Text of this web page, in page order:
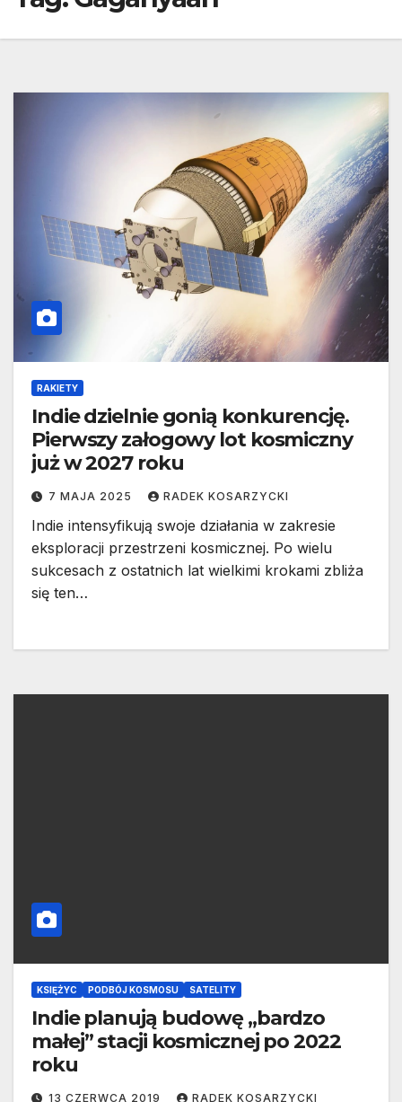
RAKIETY
Indie dzielnie gonią konkurencję.
Pierwszy załogowy lot kosmiczny
już w 2027 roku
7 MAJA 2025 RADEK KOSARZYCKI
Indie intensyfikują swoje działania w zakresie
eksploracji przestrzeni kosmicznej. Po wielu
sukcesach z ostatnich lat wielkimi krokami zbliża
się ten…
KSIĘŻYC PODBÓJ KOSMOSU SATELITY
Indie planują budowę „bardzo
małej” stacji kosmicznej po 2022
roku
13 CZERWCA 2019 RADEK KOSARZYCKI